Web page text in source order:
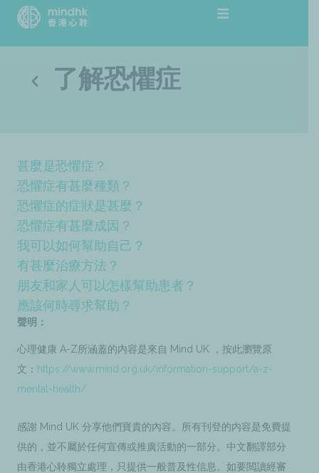
主
了解恐懼症
甚麼是恐懼症？
恐懼症有甚麼種類？
恐懼症的症狀是甚麼？
恐懼症有甚麼成因？
我可以如何幫助自己？
有甚麼治療方法？
朋友和家人可以怎樣幫助患者？
應該何時尋求幫助？
聲明：
心理健康 A-Z所涵蓋的内容是來自 Mind UK ，按此瀏覽原
文： https://www.mind.org.uk/information-support/a-z-
mental-health/
感謝 Mind UK 分享他們寶貴的內容。所有刊登的内容是免費提
供的，並不屬於任何宣傳或推廣活動的一部分。中文翻譯部分
由香港心聆獨立處理，只提供一般普及性信息。如要閲讀經審